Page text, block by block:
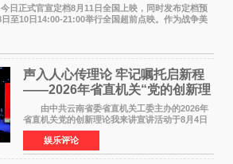
正式官宣定档8月11日全国上映，同时发布定档预
至10日14:00-21:00举行全国超前点映。作为战争美
师徐福（沈腾
声入人心传理论 牢记嘱托启新程
——2026年省直机关“党的创新理
论我来讲”宣讲活动圆满落幕
由中共云南省委省直机关工委主办的2026年
省直机关党的创新理论我来讲宣讲活动于8月4日
至5日在昆明举办。活动以 "牢记嘱托 感恩奋进
开创云南发展新局面 "为主题，坚持以新时代中国
特色社会主义
娱乐评论